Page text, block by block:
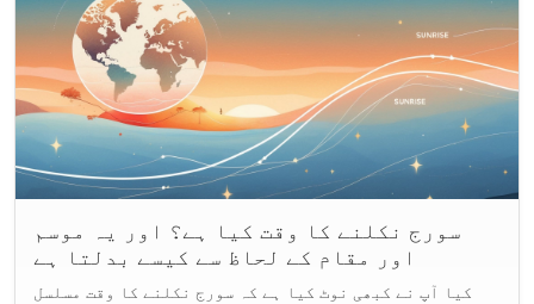
سورج نکلنے کا وقت کیا ہے؟ اور یہ موسم
اور مقام کے لحاظ سے کیسے بدلتا ہے
کیا آپ نے کبھی نوٹ کیا ہے کہ سورج نکلنے کا وقت مسلسل